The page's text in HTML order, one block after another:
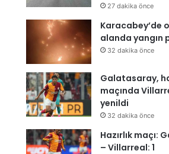
27 dakika önce
Karacabey’de
alanda yangın
32 dakika önce
Galatasaray,
maçında
yenildi
32 dakika önce
Hazırlık maçı:
– Villarreal: 1